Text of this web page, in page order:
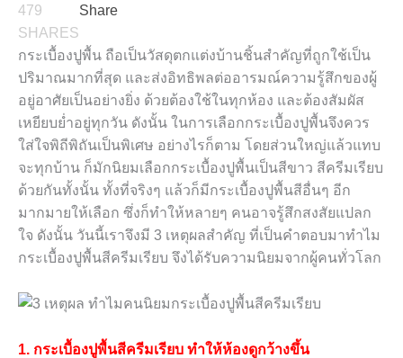
479
SHARES
Share
กระเบื้องปูพื้น ถือเป็นวัสดุตกแต่งบ้านชิ้นสำคัญที่ถูกใช้เป็น
ปริมาณมากที่สุด และส่งอิทธิพลต่ออารมณ์ความรู้สึกของผู้
อยู่อาศัยเป็นอย่างยิ่ง ด้วยต้องใช้ในทุกห้อง และต้องสัมผัส
เหยียบย่ำอยู่ทุกวัน ดังนั้น ในการเลือกกระเบื้องปูพื้นจึงควร
ใส่ใจพิถีพิถันเป็นพิเศษ อย่างไรก็ตาม โดยส่วนใหญ่แล้วแทบ
จะทุกบ้าน ก็มักนิยมเลือกกระเบื้องปูพื้นเป็นสีขาว สีครีมเรียบ
ด้วยกันทั้งนั้น ทั้งที่จริงๆ แล้วก็มีกระเบื้องปูพื้นสีอื่นๆ อีก
มากมายให้เลือก ซึ่งก็ทำให้หลายๆ คนอาจรู้สึกสงสัยแปลก
ใจ ดังนั้น วันนี้เราจึงมี 3 เหตุผลสำคัญ ที่เป็นคำตอบมาทำไม
กระเบื้องปูพื้นสีครีมเรียบ จึงได้รับความนิยมจากผู้คนทั่วโลก
1. กระเบื้องปูพื้นสีครีมเรียบ ทำให้ห้องดูกว้างขึ้น